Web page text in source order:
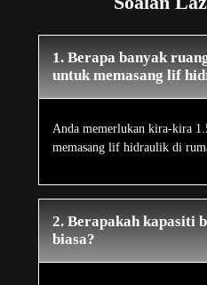
1. Berapa banyak
untuk memasang lif
Anda memerlukan kira-kira
memasang lif hidraulik di
2. Berapakah kapasiti
biasa?